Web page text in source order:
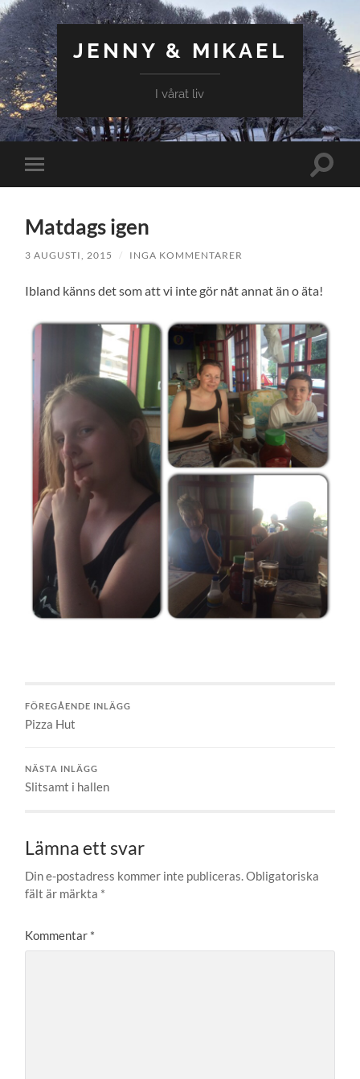
JENNY & MIKAEL
I vårat liv
Slå
på/av
Slå
Matdags igen
3 AUGUSTI, 2015 / INGA KOMMENTARER
Ibland känns det som att vi inte gör nåt annat än o äta!
FÖREGÅENDE INLÄGG
Pizza Hut
NÄSTA INLÄGG
Slitsamt i hallen
Lämna ett svar
Din e-postadress kommer inte publiceras.Obligatoriska
fält är märkta *
Kommentar *